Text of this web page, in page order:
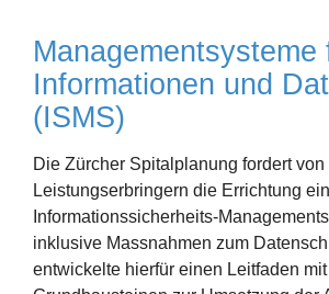
Managementsysteme
Informationen und
(ISMS)
Die Zürcher Spitalplanung fordert von
Leistungserbringern die Errichtung
Informationssicherheits-
inklusive Massnahmen zum
entwickelte hierfür einen Leitfaden mit